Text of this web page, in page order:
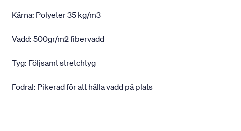
Kärna: Polyeter 35 kg/m3
Vadd: 500gr/m2 fibervadd
Tyg: Följsamt stretchtyg
Fodral: Pikerad för att hålla vadd på plats